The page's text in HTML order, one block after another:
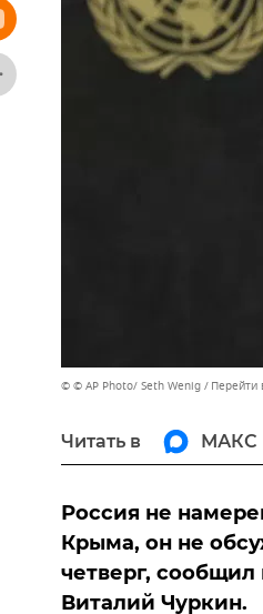
© © AP Photo/ Seth Wenig Перейти
Читать в МАКС
Россия не
Крыма, он не
четверг,
Виталий Чуркин.